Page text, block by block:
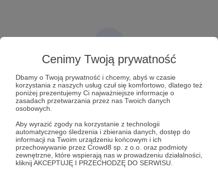
Cenimy Twoją prywatność
Dbamy o Twoją prywatność i chcemy, abyś w czasie
korzystania z naszych usług czuł się komfortowo, dlatego też
poniżej prezentujemy Ci najważniejsze informacje o
zasadach przetwarzania przez nas Twoich danych
osobowych.
Aby wyrazić zgody na korzystanie z technologii
automatycznego śledzenia i zbierania danych, dostęp do
informacji na Twoim urządzeniu końcowym i ich
przechowywanie przez Crowd8 sp. z o.o. oraz podmioty
zewnętrzne, które wspierają nas w prowadzeniu działalności,
kliknij AKCEPTUJĘ I PRZECHODZĘ DO SERWISU.
Post dostępny tylko dla Patronów
Aby zobaczyć ten materiał musisz być zalogowany
Zostań Patronem
Zaloguj się